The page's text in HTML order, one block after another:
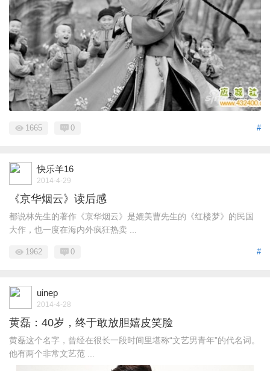
#
1665 0
快乐羊16
2014-4-29
《京华烟云》读后感
都说林先生的著作《京华烟云》是媲美曹先生的《红楼梦》的民国
大作，也一度在海内外疯狂热卖 ...
#
1962 0
uinep
2014-4-28
黄磊：40岁，终于敢放胆嬉皮笑脸
黄磊这个名字，曾经在很长一段时间里堪称“文艺男青年”的代名词。
他有两个非常文艺范 ...